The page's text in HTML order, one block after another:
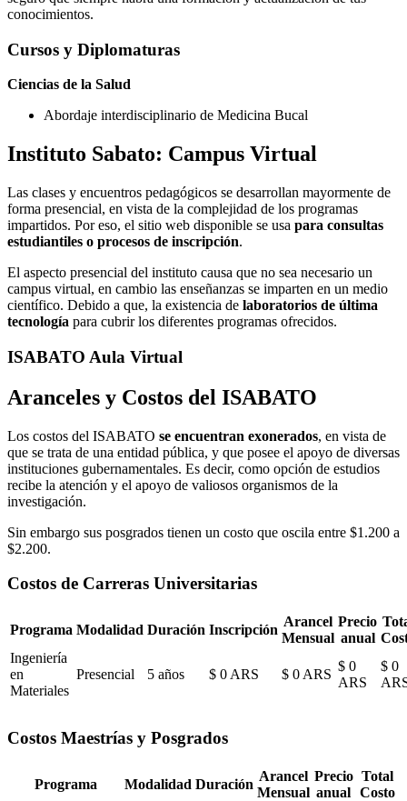
conocimientos.
Cursos y Diplomaturas
Ciencias de la Salud
Abordaje interdisciplinario de Medicina Bucal
Instituto Sabato: Campus Virtual
Las clases y encuentros pedagógicos se desarrollan mayormente de
forma presencial, en vista de la complejidad de los programas
impartidos. Por eso, el sitio web disponible se usa para consultas
estudiantiles o procesos de inscripción.
El aspecto presencial del instituto causa que no sea necesario un
campus virtual, en cambio las enseñanzas se imparten en un medio
científico. Debido a que, la existencia de laboratorios de última
tecnología para cubrir los diferentes programas ofrecidos.
ISABATO Aula Virtual
Aranceles y Costos del ISABATO
Los costos del ISABATO se encuentran exonerados, en vista de
que se trata de una entidad pública, y que posee el apoyo de diversas
instituciones gubernamentales. Es decir, como opción de estudios
recibe la atención y el apoyo de valiosos organismos de la
investigación.
Sin embargo sus posgrados tienen un costo que oscila entre $1.200 a
$2.200.
Costos de Carreras Universitarias
Programa Modalidad Duración Inscripción
Arancel
Mensual
Precio
anual
Ingeniería
en
Materiales
Presencial 5 años $ 0 ARS $ 0 ARS
$ 0
ARS
$ 0
Costos Maestrías y Posgrados
Programa Modalidad Duración
Arancel
Mensual
Precio
anual
Total
Costo